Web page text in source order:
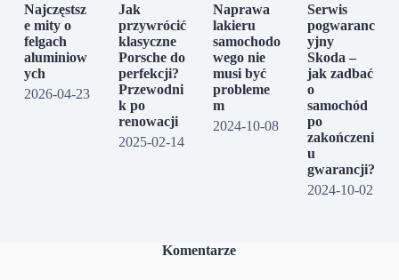
Najczęstsz
e mity o
felgach
aluminiow
ych
2026-04-23
Jak
przywrócić
klasyczne
Porsche do
perfekcji?
Przewodni
k po
renowacji
2025-02-14
Naprawa
lakieru
samochodo
wego nie
musi być
probleme
m
2024-10-08
Serwis
pogwaranc
yjny
Skoda –
jak zadbać
o
samochód
po
zakończeni
u
gwarancji?
2024-10-02
Komentarze